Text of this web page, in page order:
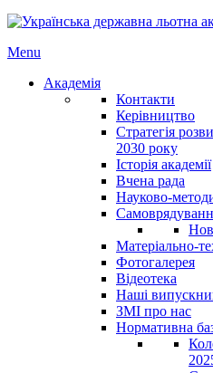
Menu
Академія
Контакти
Керівництво
Стратегія
2030 року
Історія академії
Вчена рада
Науково-
Матеріально-
Фотогалерея
Відеотека
Наші
ЗМІ про нас
Нормативна